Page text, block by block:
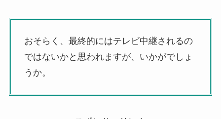
おそらく、最終的にはテレビ中継されるの
ではないかと思われますが、いかがでしょ
うか。